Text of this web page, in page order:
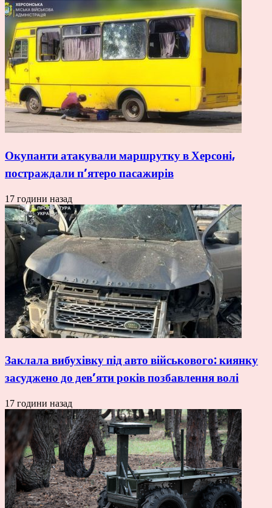
Окупанти атакували маршрутку в Херсоні,
постраждали п’ятеро пасажирів
17 години назад
Заклала вибухівку під авто військового: киянку
засуджено до дев’яти років позбавлення волі
17 години назад